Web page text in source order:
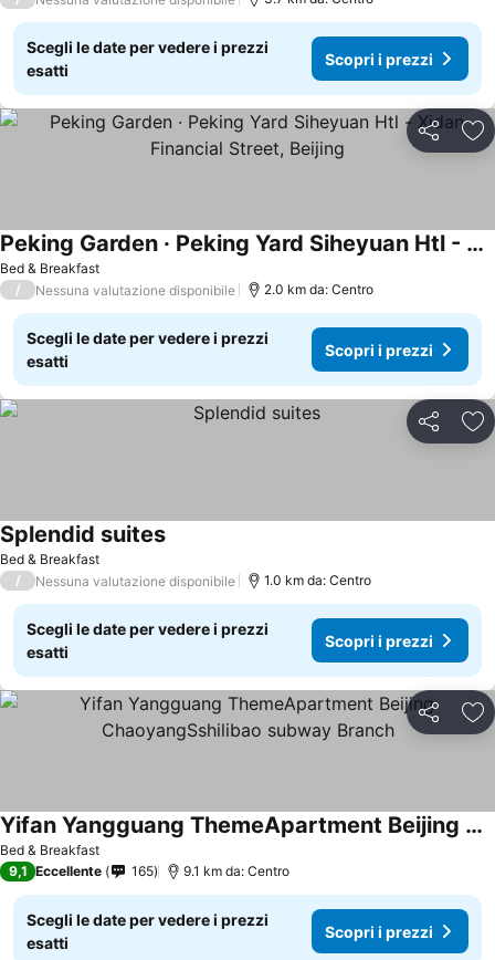
Scegli le date per vedere i prezzi
esatti
Scopri i prezzi
Condividi
Bed & Breakfast
Peking Garden · Peking Yard Siheyuan Htl - Xidan Financial Street, Beijing
/ Nessuna valutazione disponibile 2.0 km da: Centro
Scegli le date per vedere i prezzi
esatti
Scopri i prezzi
Condividi
Bed & Breakfast
Splendid suites
/ Nessuna valutazione disponibile 1.0 km da: Centro
Scegli le date per vedere i prezzi
esatti
Scopri i prezzi
Condividi
Bed & Breakfast
Yifan Yangguang ThemeApartment Beijing ChaoyangSshilibao subway Branch
9,1 Eccellente 165 9.1 km da: Centro
Scegli le date per vedere i prezzi
esatti
Scopri i prezzi